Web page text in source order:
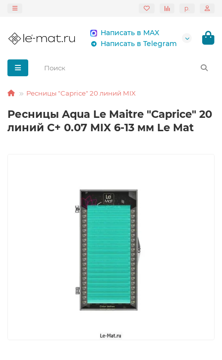
р.
Написать в MAX
Написать в Telegram
Ресницы "Caprice" 20 линий MIX
Ресницы Aqua Le Maitre "Caprice" 20
линий C+ 0.07 MIX 6-13 мм Le Mat